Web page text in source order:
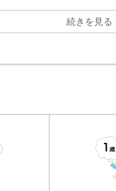
続きを見る